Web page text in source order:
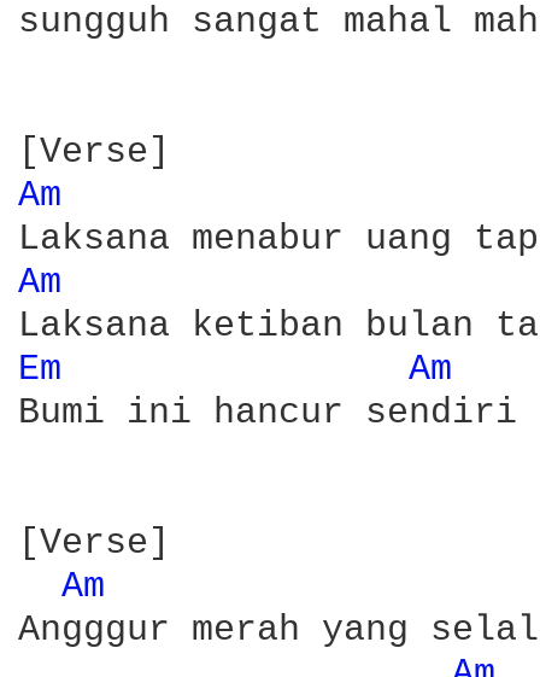
sungguh sangat mahal
Am
Am
Em
Am
Bumi ini hancur sendiri
[Verse]
Am
Angggur merah yang